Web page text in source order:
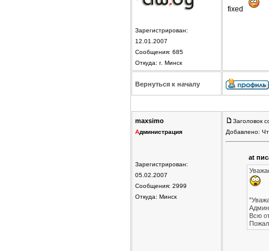
Зарегистрирован:
12.01.2007
Сообщения: 685
Откуда: г. Минск
fixed
Вернуться к началу
maxsimo
Администрация
Зарегистрирован:
05.02.2007
Сообщения: 2999
Откуда: Минск
Заголовок
Добавлено:
at
Всю